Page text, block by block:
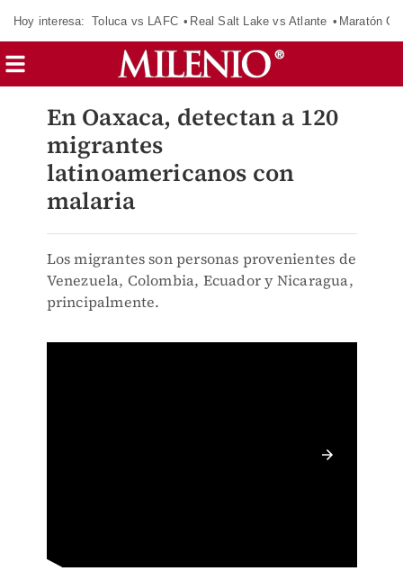
Hoy interesa: Toluca vs LAFC Real Salt Lake vs Atlante Maratón
En Oaxaca, detectan a 120
migrantes
latinoamericanos con
malaria
Los migrantes son personas provenientes de
Venezuela, Colombia, Ecuador y Nicaragua,
principalmente.